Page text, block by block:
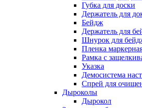
Губка для доски
Держатель для
Бейдж
Держатель для
Шнурок для
Пленка
Рамка с
Указка
Демосистема
Спрей для
Дыроколы
Дырокол